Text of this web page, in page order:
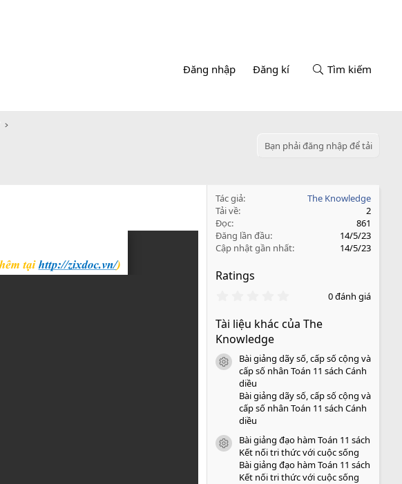
Đăng nhập Đăng kí Tìm kiếm
Bạn phải đăng nhập để tải
Tác giả
The Knowledge
Tải về
2
Đọc
861
Đăng lần đầu
14/5/23
Cập nhật gần nhất
14/5/23
Ratings
0
0
o
0 đánh giá
Tài liệu khác của The
Knowledge
icon tài liệu
Bài giảng dãy số, cấp số cộng và
cấp số nhân Toán 11 sách Cánh
diều
Bài giảng dãy số, cấp số cộng và
cấp số nhân Toán 11 sách Cánh
diều
icon tài liệu
Bài giảng đạo hàm Toán 11 sách
Kết nối tri thức với cuộc sống
Bài giảng đạo hàm Toán 11 sách
Kết nối tri thức với cuộc sống